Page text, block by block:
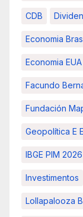
CDB
Economia
Economia EUA
Facundo
Fundación
Geopolítica E
IBGE PIM 2026
Investimentos
Lollapalooza